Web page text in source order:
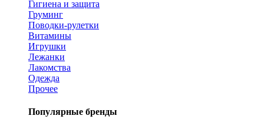
Гигиена и защита
Груминг
Поводки-рулетки
Витамины
Игрушки
Лежанки
Лакомства
Одежда
Прочее
Популярные бренды